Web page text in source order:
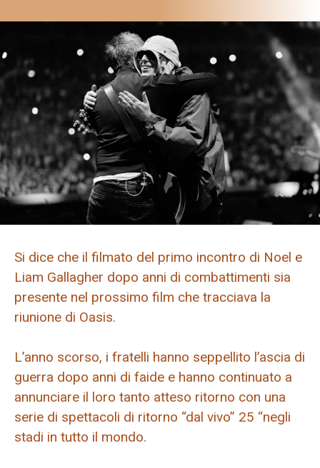
Si dice che il filmato del primo incontro di Noel e
Liam Gallagher dopo anni di combattimenti sia
presente nel prossimo film che tracciava la
riunione di Oasis.
L’anno scorso, i fratelli hanno seppellito l’ascia di
guerra dopo anni di faide e hanno continuato a
annunciare il loro tanto atteso ritorno con una
serie di spettacoli di ritorno “dal vivo” 25 “negli
stadi in tutto il mondo.